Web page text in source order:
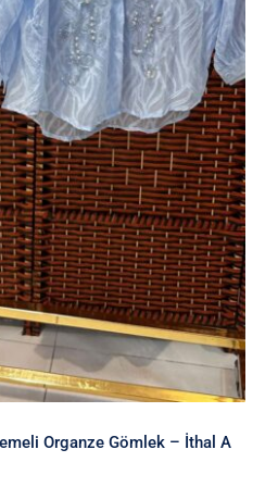
ve İnci İşlemeli
– İthal A Kalite
Organze Gömlek – İthal A